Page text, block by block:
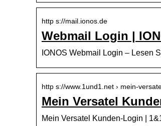
http s://mail.ionos.de
Webmail Login |
IONOS Webmail Login – Lesen
http s://www.1und1.net › mein-
Mein Versatel
Mein Versatel Kunden-Login |